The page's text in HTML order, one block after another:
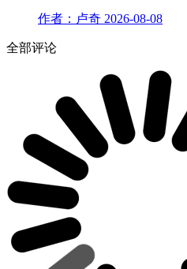
作者：卢奇 2026-08-08
全部评论